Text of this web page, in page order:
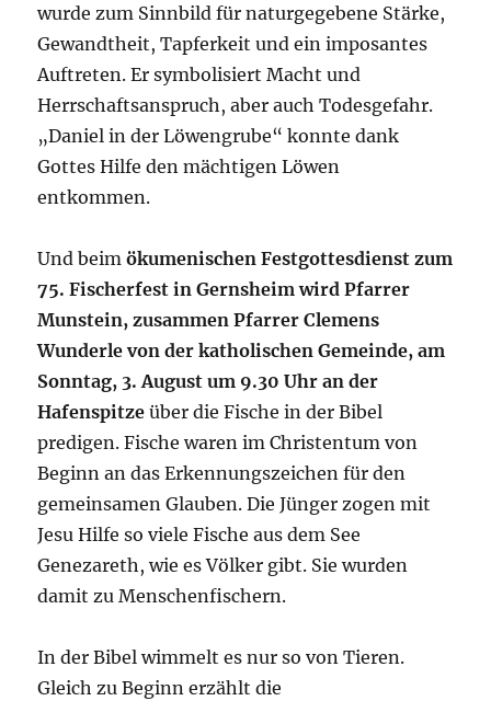
wurde zum Sinnbild für naturgegebene Stärke,
Gewandtheit, Tapferkeit und ein imposantes
Auftreten. Er symbolisiert Macht und
Herrschaftsanspruch, aber auch Todesgefahr.
„Daniel in der Löwengrube“ konnte dank
Gottes Hilfe den mächtigen Löwen
entkommen.
Und beimökumenischen Festgottesdienst zum
75. Fischerfest in Gernsheim wird Pfarrer
Munstein, zusammen Pfarrer Clemens
Wunderle von der katholischen Gemeinde, am
Sonntag, 3. August um 9.30 Uhr an der
Hafenspitze über die Fische in der Bibel
predigen. Fische waren im Christentum von
Beginn an das Erkennungszeichen für den
gemeinsamen Glauben. Die Jünger zogen mit
Jesu Hilfe so viele Fische aus dem See
Genezareth, wie es Völker gibt. Sie wurden
damit zu Menschenfischern.
In der Bibel wimmelt es nur so von Tieren.
Gleich zu Beginn erzählt die